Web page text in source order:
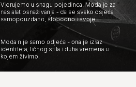
Vjerujemo u snagu pojedinca. Moda je za
nas alat osnaživanja - da se svako osjeća
samopouzdano, slobodno i svoje.
Moda nije samo odjeća - ona je izraz
identiteta, ličnog stila i duha vremena u
kojem živimo.